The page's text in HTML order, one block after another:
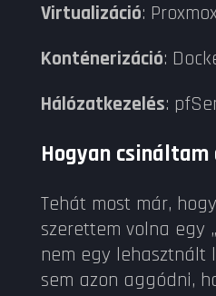
Virtualizáció:
Konténerizáció:
Hálózatkezelés:
Hogyan csináltam
Tehát most már,
szerettem volna egy
nem egy lehasztnált
sem azon aggódni,